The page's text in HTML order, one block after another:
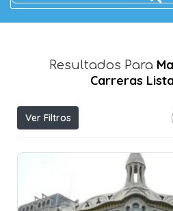
Resultados Para
Carreras
Ver Filtros